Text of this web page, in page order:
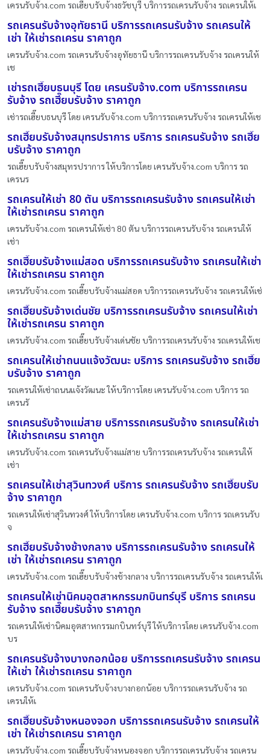
เครนรับจ้าง.com รถเฮี๊ยบรับจ้างธวัชบุรี บริการรถเครนรับจ้าง รถเครนให้เ
รถเครนรับจ้างอุทัยธานี บริการรถเครนรับจ้าง รถเครนให้
เช่า ให้เช่ารถเครน ราคาถูก
เครนรับจ้าง.com รถเครนรับจ้างอุทัยธานี บริการรถเครนรับจ้าง รถเครนให้
เช
เช่ารถเฮี๊ยบธนบุรี โดย เครนรับจ้าง.com บริการรถเครน
รับจ้าง รถเฮี๊ยบรับจ้าง ราคาถูก
เช่ารถเฮี๊ยบธนบุรี โดย เครนรับจ้าง.com บริการรถเครนรับจ้าง รถเครนให้เช
รถเฮี๊ยบรับจ้างสมุทรปราการ บริการ รถเครนรับจ้าง รถเฮี๊ย
บรับจ้าง ราคาถูก
รถเฮี๊ยบรับจ้างสมุทรปราการ ให้บริการโดย เครนรับจ้าง.com บริการ รถ
เครนร
รถเครนให้เช่า 80 ตัน บริการรถเครนรับจ้าง รถเครนให้เช่า
ให้เช่ารถเครน ราคาถูก
เครนรับจ้าง.com รถเครนให้เช่า 80 ตัน บริการรถเครนรับจ้าง รถเครนให้
เช่า
รถเฮี๊ยบรับจ้างแม่สอด บริการรถเครนรับจ้าง รถเครนให้เช่า
ให้เช่ารถเครน ราคาถูก
เครนรับจ้าง.com รถเฮี๊ยบรับจ้างแม่สอด บริการรถเครนรับจ้าง รถเครนให้เช่
รถเฮี๊ยบรับจ้างเด่นชัย บริการรถเครนรับจ้าง รถเครนให้เช่า
ให้เช่ารถเครน ราคาถูก
เครนรับจ้าง.com รถเฮี๊ยบรับจ้างเด่นชัย บริการรถเครนรับจ้าง รถเครนให้เช
รถเครนให้เช่าถนนแจ้งวัฒนะ บริการ รถเครนรับจ้าง รถเฮี๊ย
บรับจ้าง ราคาถูก
รถเครนให้เช่าถนนแจ้งวัฒนะ ให้บริการโดย เครนรับจ้าง.com บริการ รถ
เครนรั
รถเครนรับจ้างแม่สาย บริการรถเครนรับจ้าง รถเครนให้เช่า
ให้เช่ารถเครน ราคาถูก
เครนรับจ้าง.com รถเครนรับจ้างแม่สาย บริการรถเครนรับจ้าง รถเครนให้
เช่า
รถเครนให้เช่าสุวินทวงศ์ บริการ รถเครนรับจ้าง รถเฮี๊ยบรับ
จ้าง ราคาถูก
รถเครนให้เช่าสุวินทวงศ์ ให้บริการโดย เครนรับจ้าง.com บริการ รถเครนรับ
จ
รถเฮี๊ยบรับจ้างช้างกลาง บริการรถเครนรับจ้าง รถเครนให้
เช่า ให้เช่ารถเครน ราคาถูก
เครนรับจ้าง.com รถเฮี๊ยบรับจ้างช้างกลาง บริการรถเครนรับจ้าง รถเครนให้เ
รถเครนให้เช่านิคมอุตสาหกรรมกบินทร์บุรี บริการ รถเครน
รับจ้าง รถเฮี๊ยบรับจ้าง ราคาถูก
รถเครนให้เช่านิคมอุตสาหกรรมกบินทร์บุรี ให้บริการโดย เครนรับจ้าง.com
บร
รถเครนรับจ้างบางกอกน้อย บริการรถเครนรับจ้าง รถเครน
ให้เช่า ให้เช่ารถเครน ราคาถูก
เครนรับจ้าง.com รถเครนรับจ้างบางกอกน้อย บริการรถเครนรับจ้าง รถ
เครนให้เ
รถเฮี๊ยบรับจ้างหนองจอก บริการรถเครนรับจ้าง รถเครนให้
เช่า ให้เช่ารถเครน ราคาถูก
เครนรับจ้าง.com รถเฮี๊ยบรับจ้างหนองจอก บริการรถเครนรับจ้าง รถเครน